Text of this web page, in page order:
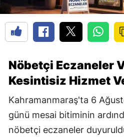
Nöbetçi Eczaneler
Kesintisiz Hizmet
Kahramanmaraş'ta 6
günü mesai bitiminin
nöbetçi eczaneler